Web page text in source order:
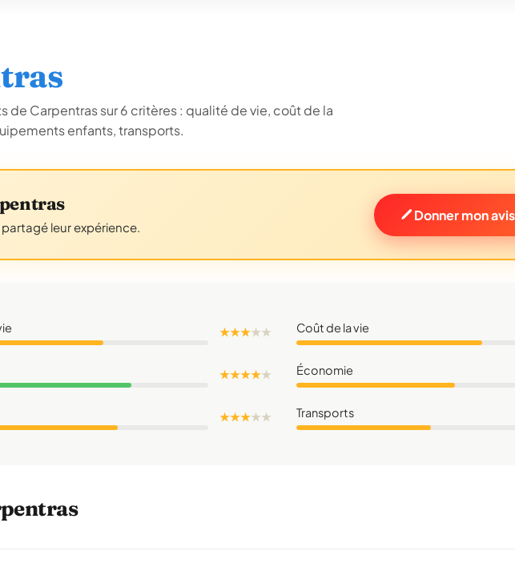
de Carpentras sur 6 critères : qualité de vie, coût de la
enfants, transports.
leur expérience.
Donner mon
★ ★ ★★★ Coût de la vie
★ ★ ★ ★★ Économie
★ ★ ★★★ Transports